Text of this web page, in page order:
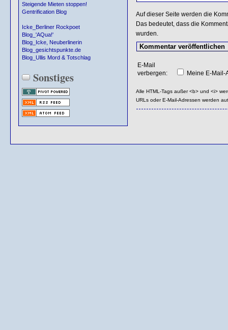
Steigende Mieten stoppen!
Gentrification Blog
Icke_Berliner Rockpoet
Blog_'AQua!'
Blog_Icke, Neuberlinerin
Blog_gesichtspunkte.de
Blog_Ullis Mord & Totschlag
Sonstiges
Auf dieser Seite werden die
Das bedeutet, dass die
wurden.
E-Mail
verbergen:
Meine E-Mail-
Alle HTML-Tags außer <b> und <i>
URLs oder E-Mail-Adressen werden